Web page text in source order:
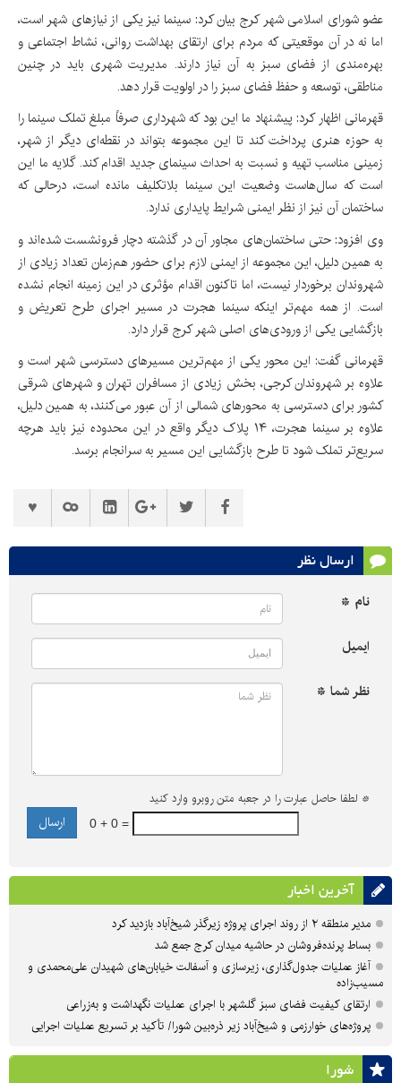
عضو شورای اسلامی شهر کرج بیان کرد: سینما نیز یکی از نیازهای شهر است،
اما نه در آن موقعیتی که مردم برای ارتقای بهداشت روانی، نشاط اجتماعی و
بهره‌مندی از فضای سبز به آن نیاز دارند. مدیریت شهری باید در چنین
مناطقی، توسعه و حفظ فضای سبز را در اولویت قرار دهد.
قهرمانی اظهار کرد: پیشنهاد ما این بود که شهرداری صرفاً مبلغ تملک سینما را
به حوزه هنری پرداخت کند تا این مجموعه بتواند در نقطه‌ای دیگر از شهر،
زمینی مناسب تهیه و نسبت به احداث سینمای جدید اقدام کند. گلایه ما این
است که سال‌هاست وضعیت این سینما بلاتکلیف مانده است، درحالی که
ساختمان آن نیز از نظر ایمنی شرایط پایداری ندارد.
وی افزود: حتی ساختمان‌های مجاور آن در گذشته دچار فرونشست شده‌اند و
به همین دلیل، این مجموعه از ایمنی لازم برای حضور هم‌زمان تعداد زیادی از
شهروندان برخوردار نیست، اما تاکنون اقدام مؤثری در این زمینه انجام نشده
است. از همه مهم‌تر اینکه سینما هجرت در مسیر اجرای طرح تعریض و
بازگشایی یکی از ورودی‌های اصلی شهر کرج قرار دارد.
قهرمانی گفت: این محور یکی از مهم‌ترین مسیرهای دسترسی شهر است و
علاوه بر شهروندان کرجی، بخش زیادی از مسافران تهران و شهرهای شرقی
کشور برای دسترسی به محورهای شمالی از آن عبور می‌کنند، به همین دلیل،
علاوه بر سینما هجرت، ۱۴ پلاک دیگر واقع در این محدوده نیز باید هرچه
سریع‌تر تملک شود تا طرح بازگشایی این مسیر به سرانجام برسد.
ارسال نظر
نام *
ایمیل
نظر شما *
* لطفا حاصل عبارت را در جعبه متن روبرو وارد کنید
0 + 0 =
آخرین اخبار
مدیر منطقه ۲ از روند اجرای پروژه زیرگذر شیخ‌آباد بازدید کرد
بساط پرنده‌فروشان در حاشیه میدان کرج جمع شد
آغاز عملیات جدول‌گذاری، زیرسازی و آسفالت خیابان‌های شهیدان علی‌محمدی و
مسیب‌زاده
ارتقای کیفیت فضای سبز گلشهر با اجرای عملیات نگهداشت و به‌زراعی
پروژه‌های خوارزمی و شیخ‌آباد زیر ذره‌بین شورا/ تأکید بر تسریع عملیات اجرایی
شورا